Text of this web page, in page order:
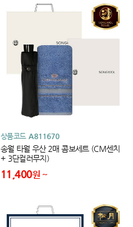
상품코드 A811670
송월 타월 우산 2매 콤보세트 (CM센치
+ 3단컬러무지)
11,400원